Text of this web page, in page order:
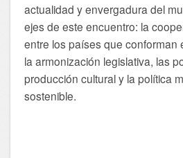
actualidad y envergadura del
ejes de este encuentro: la
entre los países que conforman
la armonización legislativa, las
producción cultural y la política
sostenible.